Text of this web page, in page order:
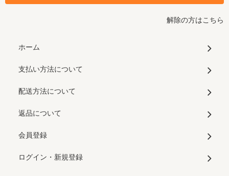
解除の方はこちら
ホーム
支払い方法について
配送方法について
返品について
会員登録
ログイン・新規登録